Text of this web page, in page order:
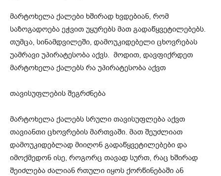
მარტოხელა ქალები ხშირად ხვდებიან, რომ
საზოგადოება ეჭვით უყურებს მათ გადაწყვეტილებებს.
თუმცა, სინამდვილეში, დამოუკიდებელი ცხოვრებას
უამრავი უპირატესობა აქვს. მოდით, დავფიქრდეთ
მარტოხელა ქალებს რა უპირატესობა აქვთ
თავისუფლების შეგრძნება
მარტოხელა ქალებს სრული თავისუფლება აქვთ
თავიანთი ცხოვრების მართვაში. მათ შეუძლიათ
დამოუკიდებლად მიიღონ გადაწყვეტილებები და
იმოქმედონ ისე, როგორც თავად სურთ, რაც ხშირად
შეიძლება ძალიან რთული იყოს ქორწინებაში ან